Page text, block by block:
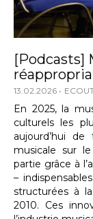
[Podcasts]
13.02.2026
En 2025, la
culturels les
aujourd’hui
musicale sur
partie grâce à
–
structurées à
2010. Ces